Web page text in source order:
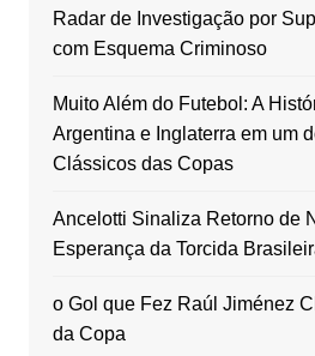
Radar de Investigação por
com Esquema Criminoso
Muito Além do Futebol: A
Argentina e Inglaterra em um
Clássicos das Copas
Ancelotti Sinaliza Retorno de
Esperança da Torcida
o Gol que Fez Raúl Jiménez
da Copa